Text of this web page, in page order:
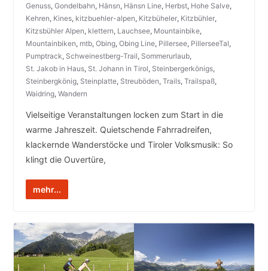
Genuss, Gondelbahn, Hänsn, Hänsn Line, Herbst, Hohe Salve,
Kehren, Kines, kitzbuehler-alpen, Kitzbüheler, Kitzbühler,
Kitzsbühler Alpen, klettern, Lauchsee, Mountainbike,
Mountainbiken, mtb, Obing, Obing Line, Pillersee, PillerseeTal,
Pumptrack, Schweinestberg-Trail, Sommerurlaub,
St. Jakob in Haus, St. Johann in Tirol, Steinbergerkönigs,
Steinbergkönig, Steinplatte, Streuböden, Trails, Trailspaß,
Waidring, Wandern
Vielseitige Veranstaltungen locken zum Start in die
warme Jahreszeit. Quietschende Fahrradreifen,
klackernde Wanderstöcke und Tiroler Volksmusik: So
klingt die Ouvertüre,
mehr...